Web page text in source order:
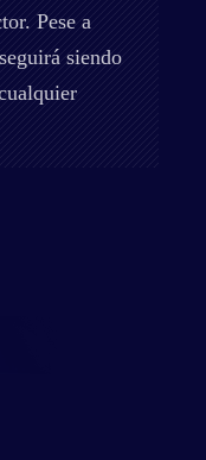
Pese a
siendo